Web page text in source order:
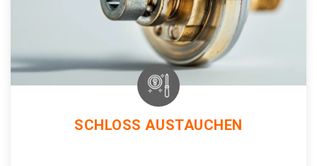
SCHLOSS AUSTAUCHEN